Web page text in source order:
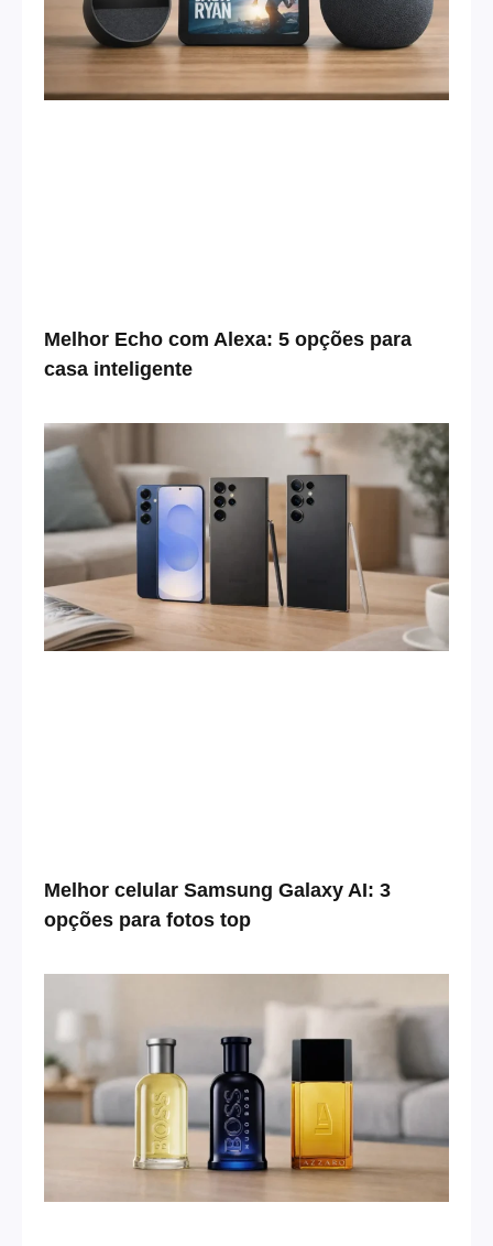
Melhor Echo com Alexa: 5 opções para
casa inteligente
Melhor celular Samsung Galaxy AI: 3
opções para fotos top